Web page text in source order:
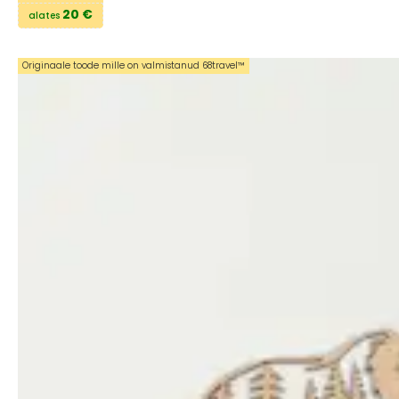
alates 20 €
Originaale toode mille on valmistanud 68travel™️